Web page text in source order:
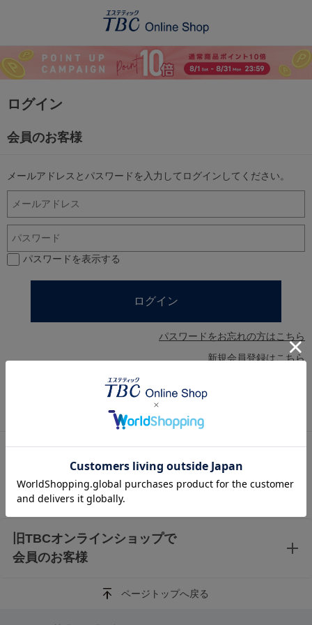
ログイン
会員のお客様
メールアドレスとパスワードを入力してログインしてください。
パスワードを表示する
パスワードをお忘れの方はこちら
新規会員登録はこちら
AmazonアカウントとTBC オンラインショップのア
カウントを連携済みの方
Amazonアカウントを利用して会員登録されたお客様は、Amazonアカウ
旧TBCオンラインショップで
会員のお客様
ページトップへ戻る